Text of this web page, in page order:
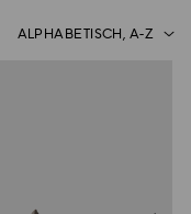
nach:
how to sort the